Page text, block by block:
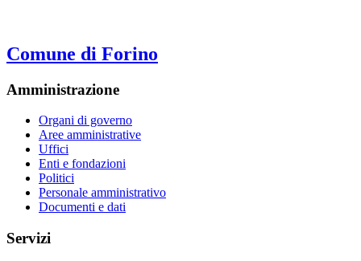
Comune di Forino
Amministrazione
Organi di governo
Aree amministrative
Uffici
Enti e fondazioni
Politici
Personale amministrativo
Documenti e dati
Servizi